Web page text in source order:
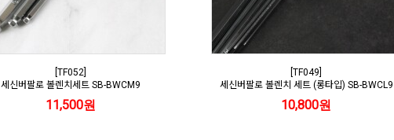
[TF052]
세신버팔로 볼렌치세트 SB-BWCM9
11,500원
[TF049]
세신버팔로 볼렌치 세트 (롱타입) SB-BWCL9
10,800원